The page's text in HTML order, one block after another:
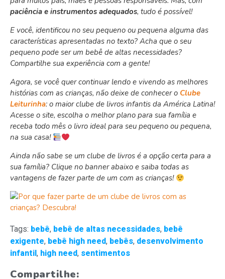
paciência e instrumentos adequados, tudo é possível!
E você, identificou no seu pequeno ou pequena alguma das
características apresentadas no texto? Acha que o seu
pequeno pode ser um bebê de altas necessidades?
Compartilhe sua experiência com a gente!
Agora, se você quer continuar lendo e vivendo as melhores
histórias com as crianças, não deixe de conhecer o Clube
Leiturinha: o maior clube de livros infantis da América Latina!
Acesse o site, escolha o melhor plano para sua família e
receba todo mês o livro ideal para seu pequeno ou pequena,
na sua casa!
Ainda não sabe se um clube de livros é a opção certa para a
sua família? Clique no banner abaixo e saiba todas as
vantagens de fazer parte de um com as crianças!
Tags: bebê, bebê de altas necessidades, bebê
exigente, bebê high need, bebês, desenvolvimento
infantil , high need, sentimentos
Compartilhe: